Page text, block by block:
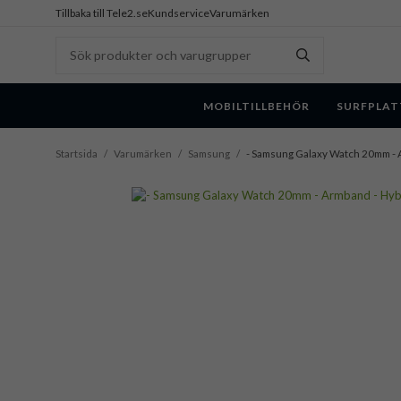
Tillbaka till Tele2.seKundserviceVarumärken
MOBILTILLBEHÖR
Startsida / Varumärken / Samsung / - Samsung Galaxy Watch 20mm